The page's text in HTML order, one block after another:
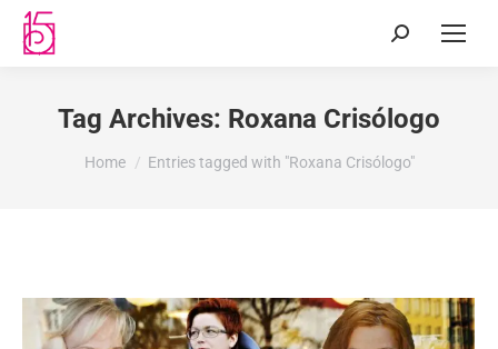
Tag Archives: Roxana Crisólogo
You are here:
Home Entries tagged with "Roxana Crisólogo"